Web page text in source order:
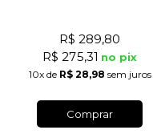
R$ 289,80
R$ 275,31 no pix
10xde R$ 28,98 sem juros
Comprar